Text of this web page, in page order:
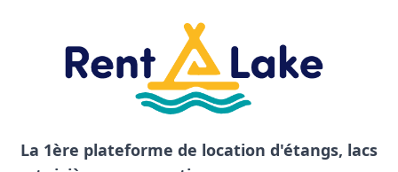
La 1ère plateforme de location d'étangs, lacs